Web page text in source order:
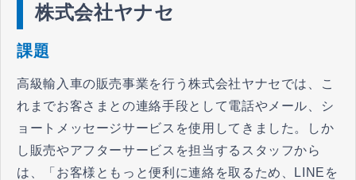
株式会社ヤナセ
課題
高級輸入車の販売事業を行う株式会社ヤナセでは、こ
れまでお客さまとの連絡手段として電話やメール、シ
ョートメッセージサービスを使用してきました。しか
し販売やアフターサービスを担当するスタッフから
は、「お客様ともっと便利に連絡を取るため、LINEを